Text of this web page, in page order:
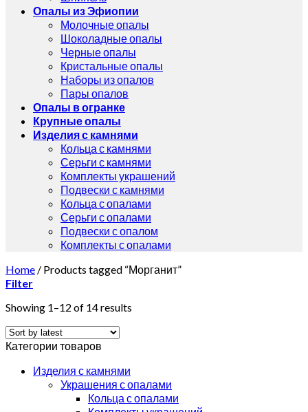
Опалы из Эфиопии
Молочные опалы
Шоколадные опалы
Черные опалы
Кристальные опалы
Наборы из опалов
Пары опалов
Опалы в огранке
Крупные опалы
Изделия с камнями
Кольца с камнями
Серьги с камнями
Комплекты украшений
Подвески с камнями
Кольца с опалами
Серьги с опалами
Подвески с опалом
Комплекты с опалами
Home / Products tagged “Морганит”
Filter
Showing 1–12 of 14 results
Категории товаров
Изделия с камнями
Украшения с опалами
Кольца с опалами